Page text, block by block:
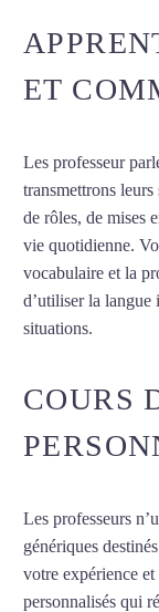
ET
Les professeur
transmettrons
de rôles, de mises
vie quotidienne.
vocabulaire et la
d’utiliser la langue
situations.
COURS
Les professeurs
génériques
votre expérience et
personnalisés qui